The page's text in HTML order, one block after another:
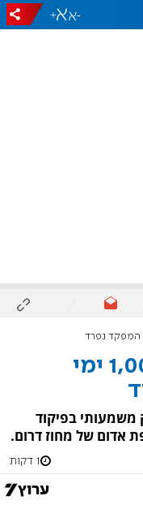
-
+
פיקוד העורף: אחרי 1,000 ימי
בפיקוד
1 דקות